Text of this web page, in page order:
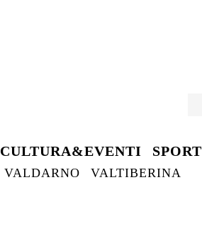
CULTURA&EVENTI SPORT
VALDARNO VALTIBERINA